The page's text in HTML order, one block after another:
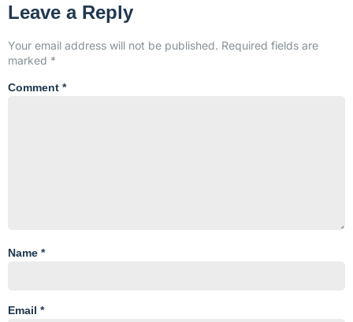
Leave a Reply
Your email address will not be published. Required fields are
marked *
Comment *
Name *
Email *